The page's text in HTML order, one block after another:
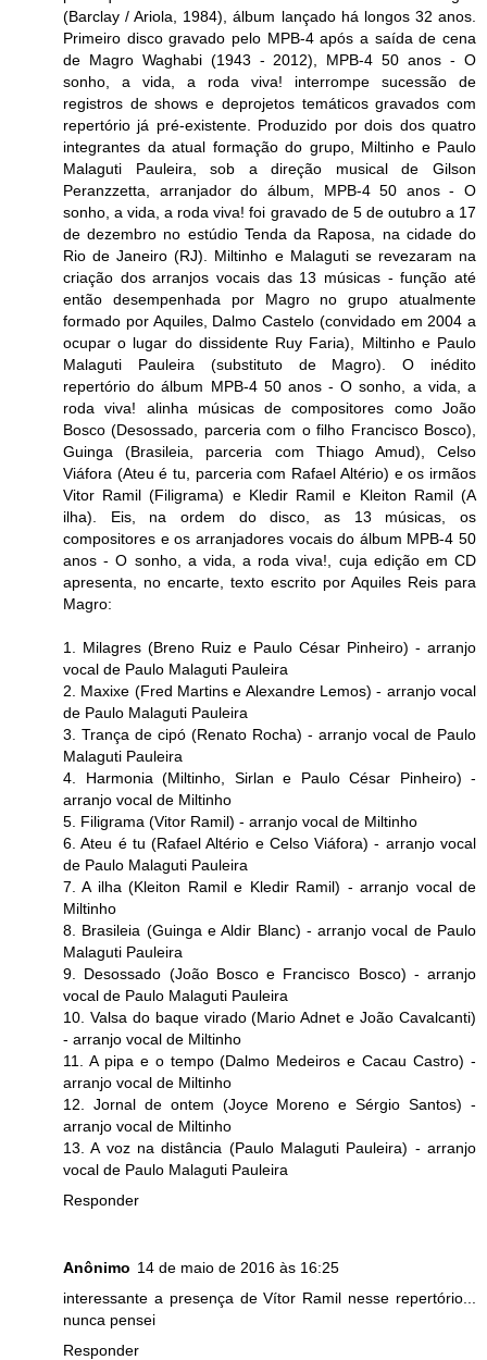
(Barclay / Ariola, 1984), álbum lançado há longos 32 anos.
Primeiro disco gravado pelo MPB-4 após a saída de cena
de Magro Waghabi (1943 - 2012), MPB-4 50 anos - O
sonho, a vida, a roda viva! interrompe sucessão de
registros de shows e deprojetos temáticos gravados com
repertório já pré-existente. Produzido por dois dos quatro
integrantes da atual formação do grupo, Miltinho e Paulo
Malaguti Pauleira, sob a direção musical de Gilson
Peranzzetta, arranjador do álbum, MPB-4 50 anos - O
sonho, a vida, a roda viva! foi gravado de 5 de outubro a 17
de dezembro no estúdio Tenda da Raposa, na cidade do
Rio de Janeiro (RJ). Miltinho e Malaguti se revezaram na
criação dos arranjos vocais das 13 músicas - função até
então desempenhada por Magro no grupo atualmente
formado por Aquiles, Dalmo Castelo (convidado em 2004 a
ocupar o lugar do dissidente Ruy Faria), Miltinho e Paulo
Malaguti Pauleira (substituto de Magro). O inédito
repertório do álbum MPB-4 50 anos - O sonho, a vida, a
roda viva! alinha músicas de compositores como João
Bosco (Desossado, parceria com o filho Francisco Bosco),
Guinga (Brasileia, parceria com Thiago Amud), Celso
Viáfora (Ateu é tu, parceria com Rafael Altério) e os irmãos
Vitor Ramil (Filigrama) e Kledir Ramil e Kleiton Ramil (A
ilha). Eis, na ordem do disco, as 13 músicas, os
compositores e os arranjadores vocais do álbum MPB-4 50
anos - O sonho, a vida, a roda viva!, cuja edição em CD
apresenta, no encarte, texto escrito por Aquiles Reis para
Magro:
1. Milagres (Breno Ruiz e Paulo César Pinheiro) - arranjo
vocal de Paulo Malaguti Pauleira
2. Maxixe (Fred Martins e Alexandre Lemos) - arranjo vocal
de Paulo Malaguti Pauleira
3. Trança de cipó (Renato Rocha) - arranjo vocal de Paulo
Malaguti Pauleira
4. Harmonia (Miltinho, Sirlan e Paulo César Pinheiro) -
arranjo vocal de Miltinho
5. Filigrama (Vitor Ramil) - arranjo vocal de Miltinho
6. Ateu é tu (Rafael Altério e Celso Viáfora) - arranjo vocal
de Paulo Malaguti Pauleira
7. A ilha (Kleiton Ramil e Kledir Ramil) - arranjo vocal de
Miltinho
8. Brasileia (Guinga e Aldir Blanc) - arranjo vocal de Paulo
Malaguti Pauleira
9. Desossado (João Bosco e Francisco Bosco) - arranjo
vocal de Paulo Malaguti Pauleira
10. Valsa do baque virado (Mario Adnet e João Cavalcanti)
- arranjo vocal de Miltinho
11. A pipa e o tempo (Dalmo Medeiros e Cacau Castro) -
arranjo vocal de Miltinho
12. Jornal de ontem (Joyce Moreno e Sérgio Santos) -
arranjo vocal de Miltinho
13. A voz na distância (Paulo Malaguti Pauleira) - arranjo
vocal de Paulo Malaguti Pauleira
Responder
Anônimo 14 de maio de 2016 às 16:25
interessante a presença de Vítor Ramil nesse repertório...
nunca pensei
Responder